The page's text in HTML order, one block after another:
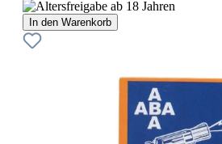
In den Warenkorb